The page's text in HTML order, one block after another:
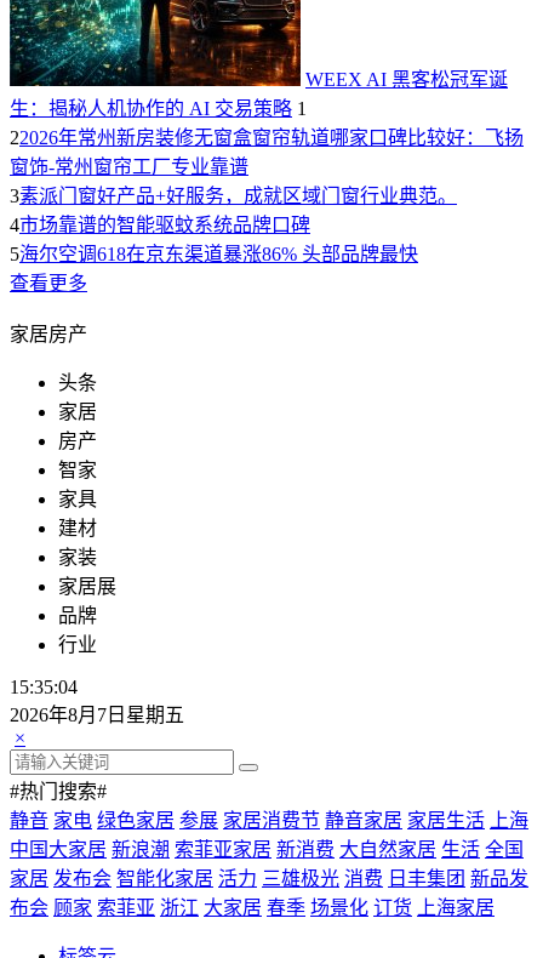
WEEX AI 黑客松冠军诞
生：揭秘人机协作的 AI 交易策略 1
22026年常州新房装修无窗盒窗帘轨道哪家口碑比较好：飞扬
窗饰-常州窗帘工厂专业靠谱
3素派门窗好产品+好服务，成就区域门窗行业典范。
4市场靠谱的智能驱蚊系统品牌口碑
5海尔空调618在京东渠道暴涨86% 头部品牌最快
查看更多
家居房产
头条
家居
房产
智家
家具
建材
家装
家居展
品牌
行业
15:35:05
2026年8月7日星期五
×
#热门搜索#
静音 家电 绿色家居 参展 家居消费节 静音家居 家居生活
上海
中国大家居 新浪潮 索菲亚家居 新消费 大自然家居 生活 全国
家居 发布会 智能化家居 活力 三雄极光 消费 日丰集团 新品发
布会 顾家 索菲亚 浙江 大家居 春季 场景化 订货 上海家居